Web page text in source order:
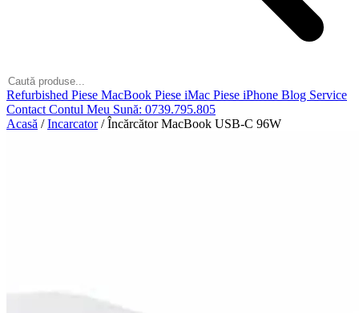
Refurbished Piese MacBook Piese iMac Piese iPhone Blog Service
Contact Contul Meu Sună: 0739.795.805
Acasă / Incarcator / Încărcător MacBook USB-C 96W